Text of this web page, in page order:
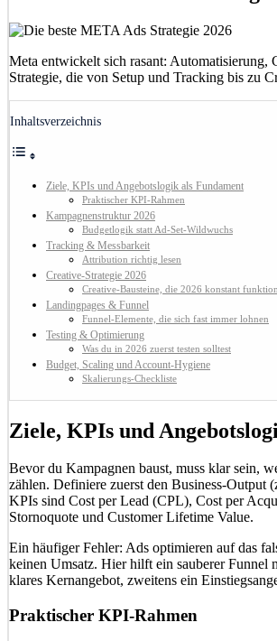
Meta entwickelt sich rasant: Automatisierung,
Strategie, die von Setup und Tracking bis zu
Inhaltsverzeichnis
Ziele, KPIs und Angebotslogik als Fundament
Praktischer KPI-Rahmen
Kampagnenstruktur 2026
Budgetlogik statt Ad-Set-Wildwuchs
Tracking & Messbarkeit
Attribution richtig lesen
Creative-Strategie 2026
Creative-Bausteine, die 2026 konstant
Landingpages & Funnel
Funnel-Elemente, die sich fast immer lohnen
Testing & Optimierung
Was du in 2026 zuerst testen solltest
Budget, Scaling und Account-Hygiene
Skalierungs-Checkliste
Ziele, KPIs und
Bevor du Kampagnen baust, muss klar sein,
zählen. Definiere zuerst den Business-Output
KPIs sind Cost per Lead (CPL), Cost per
Stornoquote und Customer Lifetime Value.
Ein häufiger Fehler: Ads optimieren auf das
keinen Umsatz. Hier hilft ein sauberer Funnel
klares Kernangebot, zweitens ein
Praktischer KPI-Rahmen